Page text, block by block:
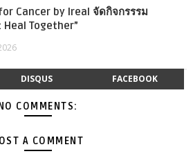
Cancer by Ireal จัดกิจกรรรม
Heal Together”
DISQUS FACEBOOK
COMMENTS:
A COMMENT